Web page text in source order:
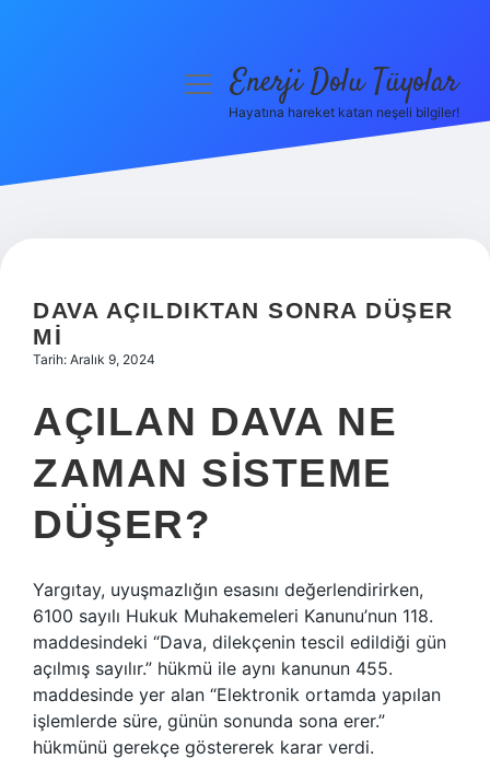
Hakkımızda
menüyüEnerji Dolu Tüyolar
Hayatına hareket katan neşeli bilgiler!
DAVA AÇILDIKTAN SONRA DÜŞER
MI
Tarih: Aralık 9, 2024
AÇILAN DAVA NE
ZAMAN SISTEME
DÜŞER?
Yargıtay, uyuşmazlığın esasını değerlendirirken,
6100 sayılı Hukuk Muhakemeleri Kanunu’nun 118.
maddesindeki “Dava, dilekçenin tescil edildiği gün
açılmış sayılır.” hükmü ile aynı kanunun 455.
maddesinde yer alan “Elektronik ortamda yapılan
işlemlerde süre, günün sonunda sona erer.”
hükmünü gerekçe göstererek karar verdi.